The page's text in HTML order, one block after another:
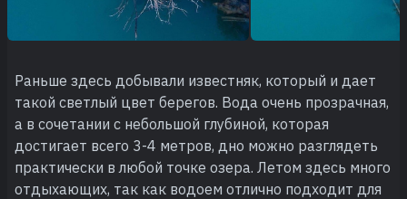
Раньше здесь добывали известняк, который и дает
такой светлый цвет берегов. Вода очень прозрачная,
а в сочетании с небольшой глубиной, которая
достигает всего 3-4 метров, дно можно разглядеть
практически в любой точке озера. Летом здесь много
отдыхающих, так как водоем отлично подходит для